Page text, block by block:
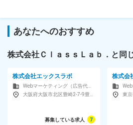
あなたへのおすすめ
株式会社ＣｌａｓｓＬａｂ．と同
株式会社エックスラボ
募集している求人 7
株式会